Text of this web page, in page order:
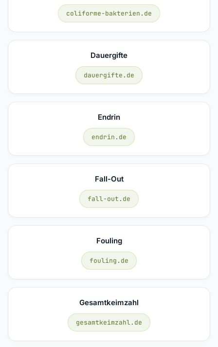
coliforme-bakterien.de
Dauergifte
dauergifte.de
Endrin
endrin.de
Fall-Out
fall-out.de
Fouling
fouling.de
Gesamtkeimzahl
gesamtkeimzahl.de